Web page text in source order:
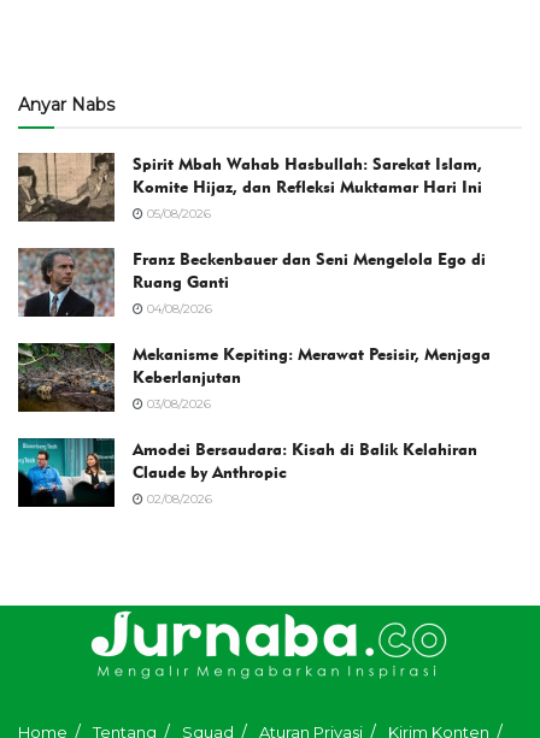
Anyar Nabs
Spirit Mbah Wahab Hasbullah: Sarekat Islam,
Komite Hijaz, dan Refleksi Muktamar Hari Ini
05/08/2026
Franz Beckenbauer dan Seni Mengelola Ego di
Ruang Ganti
04/08/2026
Mekanisme Kepiting: Merawat Pesisir, Menjaga
Keberlanjutan
03/08/2026
Amodei Bersaudara: Kisah di Balik Kelahiran
Claude by Anthropic
02/08/2026
Home Tentang Squad Aturan Privasi Kirim Konten